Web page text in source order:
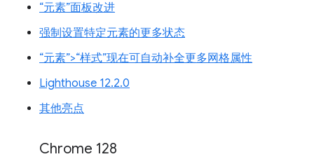
“元素”面板改进
强制设置特定元素的更多状态
“元素”>“样式”现在可自动补全更多网格属性
Lighthouse 12.2.0
其他亮点
Chrome 128